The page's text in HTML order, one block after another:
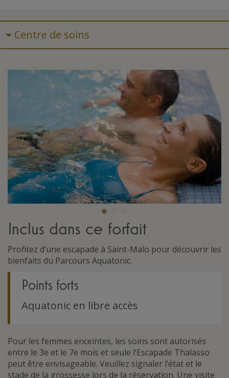
Centre de soins
Inclus dans ce forfait
Profitez d’une escapade à Saint-Malo pour découvrir les
bienfaits du Parcours Aquatonic.
Points forts
Aquatonic en libre accès
Pour les femmes enceintes, les soins sont autorisés
entre le 3e et le 7e mois et seule l’Escapade Thalasso
peut être envisageable. Veuillez signaler l’état et le
stade de la grossesse lors de la réservation. Une visite